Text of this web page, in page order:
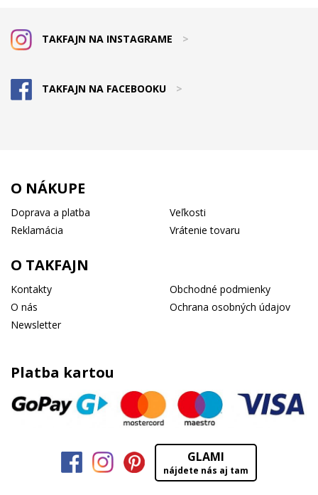
TAKFAJN NA INSTAGRAME >
TAKFAJN NA FACEBOOKU >
O NÁKUPE
Doprava a platba
Veľkosti
Reklamácia
Vrátenie tovaru
O TAKFAJN
Kontakty
Obchodné podmienky
O nás
Ochrana osobných údajov
Newsletter
Platba kartou
GLAMI
nájdete nás aj tam